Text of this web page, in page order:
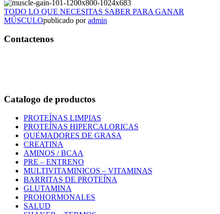
TODO LO QUE NECESITAS SABER PARA GANAR
MÚSCULOpublicado poradmin
Contactenos
Catalogo de productos
PROTEÍNAS LIMPIAS
PROTEÍNAS HIPERCALORICAS
QUEMADORES DE GRASA
CREATINA
AMINOS / BCAA
PRE – ENTRENO
MULTIVITAMINICOS – VITAMINAS
BARRITAS DE PROTEÍNA
GLUTAMINA
PROHORMONALES
SALUD